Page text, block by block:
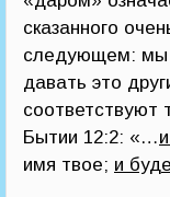
сказанного
следующем: мы
давать это
соответствуют
Бытии 12:2: «…
имя твое; и